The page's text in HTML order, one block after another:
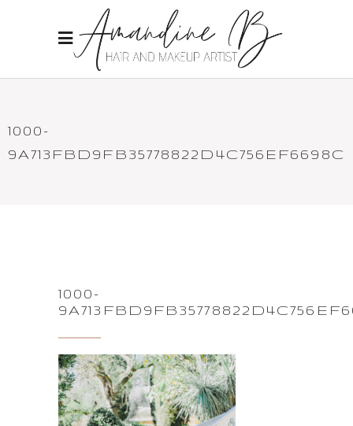
1000-
9A713FBD9FB35778822D4C756EF6698C
1000-